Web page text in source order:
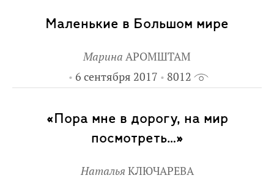
Маленькие в Большом мире
Марина АРОМШТАМ
6 сентября 2017
8012
«Пора мне в дорогу, на мир
посмотреть…»
Наталья КЛЮЧАРЕВА